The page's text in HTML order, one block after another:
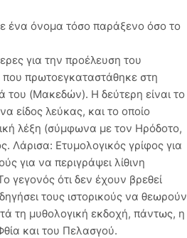
ένα όνομα τόσο παράξενο όσο το
για την προέλευση του
πρωτοεγκαταστάθηκε στη
του (Μακεδών). Η δεύτερη είναι το
είδος λεύκας, και το οποίο
λέξη (σύμφωνα με τον Ηρόδοτο,
Λάρισα: Ετυμολογικός γρίφος για
για να περιγράψει λίθινη
ότι δεν έχουν βρεθεί
τους ιστορικούς να θεωρούν
τη μυθολογική εκδοχή, πάντως, η
και του Πελασγού.